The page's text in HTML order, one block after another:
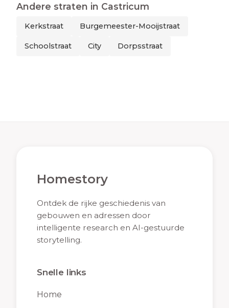
Andere straten in Castricum
Kerkstraat Burgemeester-Mooijstraat
Schoolstraat City Dorpsstraat
Homestory
Ontdek de rijke geschiedenis van
gebouwen en adressen door
intelligente research en AI-gestuurde
storytelling.
Snelle links
Home